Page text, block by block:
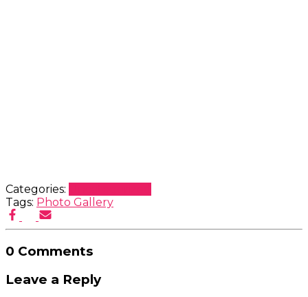
Categories:
Tags: Photo Gallery
0 Comments
Leave a Reply